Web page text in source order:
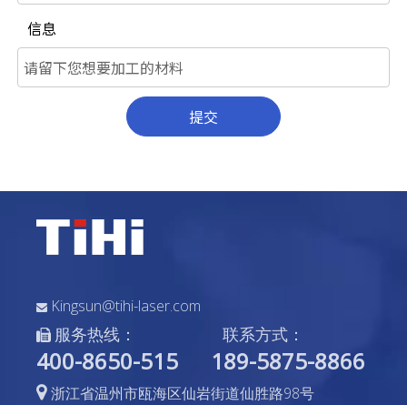
信息
提交
 Kingsun@tihi-laser.com
 服务热线： 联系方式：
400-8650-515 189-5875-8866
 浙江省温州市瓯海区仙岩街道仙胜路98号